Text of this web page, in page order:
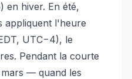
en hiver. En été,
appliquent l'heure
UTC−4), le
Pendant la courte
— quand les